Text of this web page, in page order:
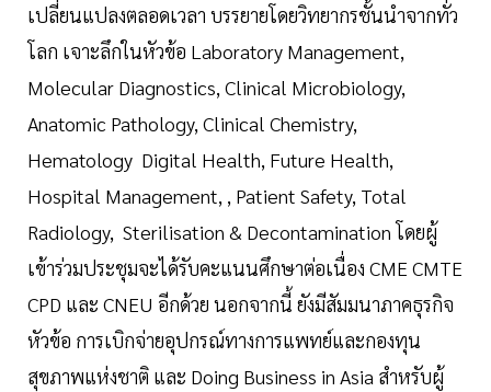
เปลี่ยนแปลงตลอดเวลา บรรยายโดยวิทยากรชั้นนำจากทั่ว
โลก เจาะลึกในหัวข้อ Laboratory Management,
Molecular Diagnostics, Clinical Microbiology,
Anatomic Pathology, Clinical Chemistry,
Hematology Digital Health, Future Health,
Hospital Management, , Patient Safety, Total
Radiology, Sterilisation & Decontamination โดยผู้
เข้าร่วมประชุมจะได้รับคะแนนศึกษาต่อเนื่อง CME CMTE
CPD และ CNEU อีกด้วย นอกจากนี้ ยังมีสัมมนาภาคธุรกิจ
หัวข้อ การเบิกจ่ายอุปกรณ์ทางการแพทย์และกองทุน
สุขภาพแห่งชาติ และ Doing Business in Asia สำหรับผู้